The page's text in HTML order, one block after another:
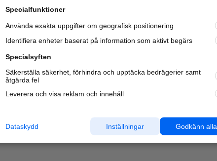
Specialfunktioner
Använda exakta uppgifter om geografisk positionering
Identifiera enheter baserat på information som aktivt begärs
Specialsyften
Säkerställa säkerhet, förhindra och upptäcka bedrägerier samt
åtgärda fel
Leverera och visa reklam och innehåll
Godkänn alla
Inställningar
Dataskydd